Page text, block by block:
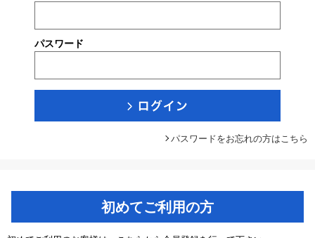
パスワード
パスワードをお忘れの方はこちら
初めてご利用の方